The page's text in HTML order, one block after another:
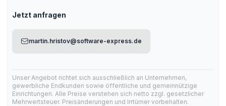
Jetzt anfragen
martin.hristov@software-express.de
Unser Angebot richtet sich ausschließlich an Unternehmen,
gewerbliche Endkunden sowie öffentliche und gemeinnützige
Einrichtungen. Alle Preise verstehen sich netto zzgl. gesetzlicher
Mehrwertsteuer. Preisänderungen und Irrtümer vorbehalten.